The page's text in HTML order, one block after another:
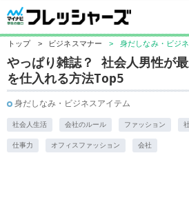
トップ > ビジネスマナー > 身だしなみ・ビジ
やっぱり雑誌？ ​社会人男性が
を仕入れる方法Top5
身だしなみ・ビジネスアイテム
社会人生活 会社のルール ファッション
仕事力 オフィスファッション 会社